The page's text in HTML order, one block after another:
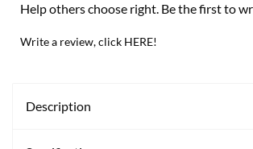
Help others choose right. Be the first to
Write a review, click HERE!
Description